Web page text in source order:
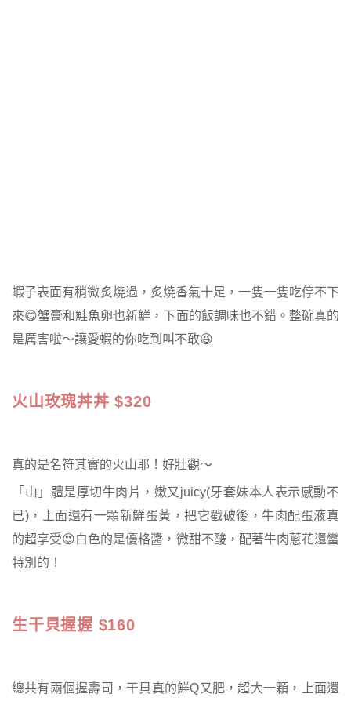
蝦子表面有稍微炙燒過，炙燒香氣十足，一隻一隻吃停不下
來😋蟹膏和鮭魚卵也新鮮，下面的飯調味也不錯。整碗真的
是厲害啦～讓愛蝦的你吃到叫不敢😆
火山玫瑰丼丼 $320
真的是名符其實的火山耶！好壯觀～
「山」體是厚切牛肉片，嫩又juicy(牙套妹本人表示感動不
已)，上面還有一顆新鮮蛋黃，把它戳破後，牛肉配蛋液真
的超享受😍白色的是優格醬，微甜不酸，配著牛肉蔥花還蠻
特別的！
生干貝握握 $160
總共有兩個握壽司，干貝真的鮮Q又肥，超大一顆，上面還